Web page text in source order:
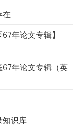
在
67年论文专辑】
67年论文专辑（英
知识库